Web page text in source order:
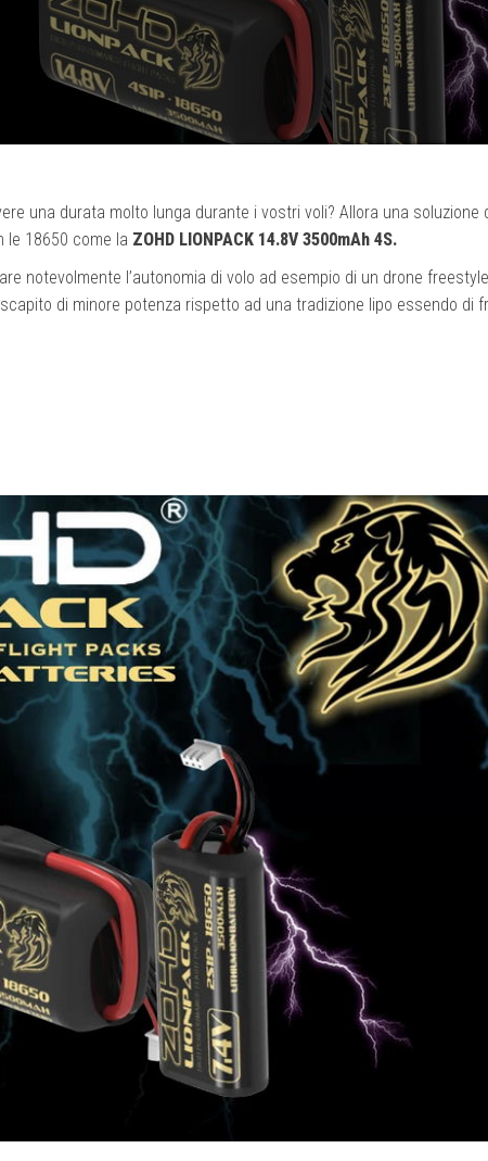
una durata molto lunga durante i vostri voli? Allora una soluzione
le 18650 come la ZOHD LIONPACK 14.8V 3500mAh 4S.
notevolmente l’autonomia di volo ad esempio di un drone
di minore potenza rispetto ad una tradizione lipo essendo di